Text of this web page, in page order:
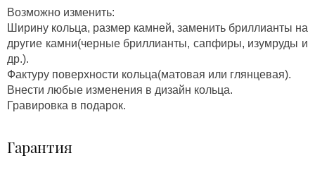
Возможно изменить:
Ширину кольца, размер камней, заменить бриллианты на
другие камни(черные бриллианты, сапфиры, изумруды и
др.).
Фактуру поверхности кольца(матовая или глянцевая).
Внести любые изменения в дизайн кольца.
Гравировка в подарок.
Гарантия